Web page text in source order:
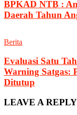
BPKAD NTB :
Daerah Tahun
Berita
Evaluasi Satu
Warning Satgas:
Ditutup
LEAVE A REPLY